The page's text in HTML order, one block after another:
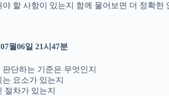
할 사항이 있는지 함께 물어보면 더 정확한
월06일 21시47분
단하는 기준은 무엇인지
요소가 있는지
절차가 있는지